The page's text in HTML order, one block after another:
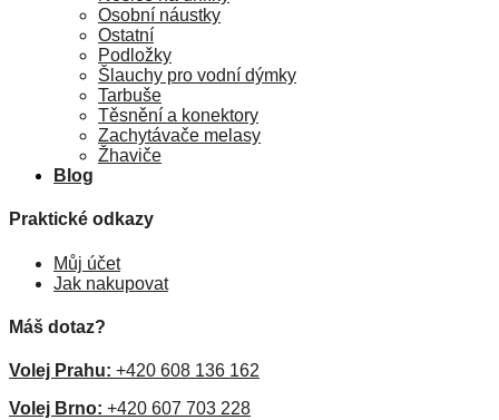
Osobní náustky
Ostatní
Podložky
Šlauchy pro vodní dýmky
Tarbuše
Těsnění a konektory
Zachytávače melasy
Žhaviče
Blog
Praktické odkazy
Můj účet
Jak nakupovat
Máš dotaz?
Volej Prahu: +420 608 136 162
Volej Brno: +420 607 703 228